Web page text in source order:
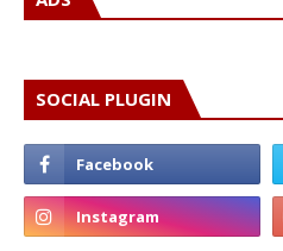
SOCIAL PLUGIN